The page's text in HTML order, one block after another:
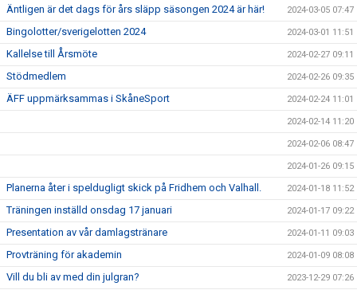
Äntligen är det dags för års släpp säsongen 2024 är här! 2024-03-05 07:47
Bingolotter/sverigelotten 2024 2024-03-01 11:51
Kallelse till Årsmöte 2024-02-27 09:11
Stödmedlem 2024-02-26 09:35
ÄFF uppmärksammas i SkåneSport 2024-02-24 11:01
2024-02-14 11:20
2024-02-06 08:47
2024-01-26 09:15
Planerna åter i speldugligt skick på Fridhem och Valhall. 2024-01-18 11:52
Träningen inställd onsdag 17 januari 2024-01-17 09:22
Presentation av vår damlagstränare 2024-01-11 09:03
Provträning för akademin 2024-01-09 08:08
Vill du bli av med din julgran? 2023-12-29 07:26